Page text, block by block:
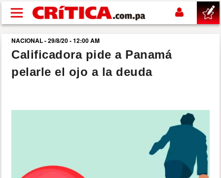
Pasar al contenido principal
buscar
SUCESOS
NACIONAL - 29/8/20 - 12:00 AM
Calificadora pide a Panamá
pelarle el ojo a la deuda